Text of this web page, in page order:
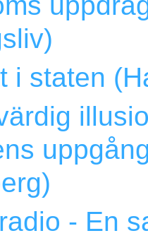
i staten
- En